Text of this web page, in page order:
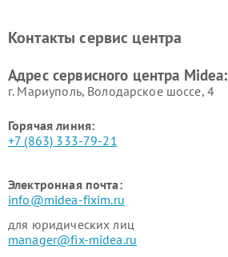
пылесосов Midea
Midea
Контакты сервис центра
Адрес сервисного центра Midea:
г. Мариуполь, Володарское шоссе, 4
Горячая линия:
+7 (863) 333-79-21
Электронная почта:
info@midea-fixim.ru
для юридических лиц
manager@fix-midea.ru